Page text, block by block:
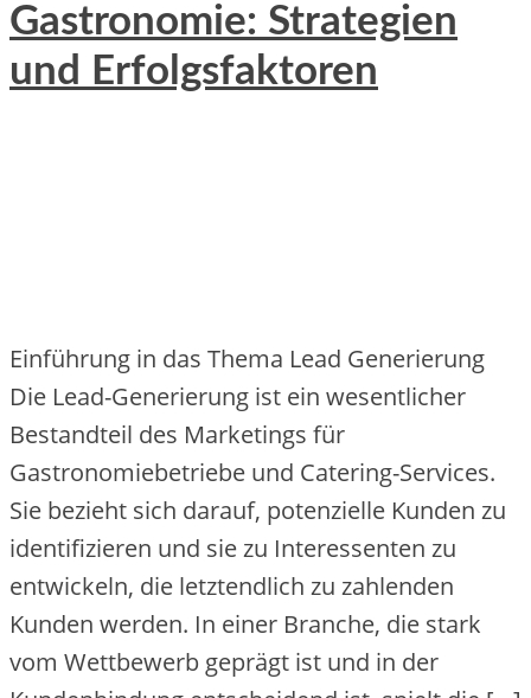
Gastronomie: Strategien
und Erfolgsfaktoren
Einführung in das Thema Lead Generierung
Die Lead-Generierung ist ein wesentlicher
Bestandteil des Marketings für
Gastronomiebetriebe und Catering-Services.
Sie bezieht sich darauf, potenzielle Kunden zu
identifizieren und sie zu Interessenten zu
entwickeln, die letztendlich zu zahlenden
Kunden werden. In einer Branche, die stark
vom Wettbewerb geprägt ist und in der